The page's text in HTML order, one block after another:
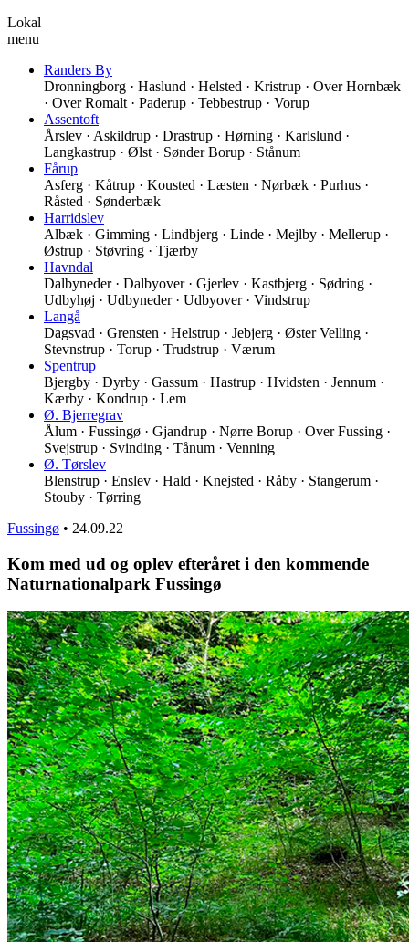
Lokal
menu
Randers By
Dronningborg · Haslund · Helsted · Kristrup · Over Hornbæk
· Over Romalt · Paderup · Tebbestrup · Vorup
Assentoft
Årslev · Askildrup · Drastrup · Hørning · Karlslund ·
Langkastrup · Ølst · Sønder Borup · Stånum
Fårup
Asferg · Kåtrup · Kousted · Læsten · Nørbæk · Purhus ·
Råsted · Sønderbæk
Harridslev
Albæk · Gimming · Lindbjerg · Linde · Mejlby · Mellerup ·
Østrup · Støvring · Tjærby
Havndal
Dalbyneder · Dalbyover · Gjerlev · Kastbjerg · Sødring ·
Udbyhøj · Udbyneder · Udbyover · Vindstrup
Langå
Dagsvad · Grensten · Helstrup · Jebjerg · Øster Velling ·
Stevnstrup · Torup · Trudstrup · Værum
Spentrup
Bjergby · Dyrby · Gassum · Hastrup · Hvidsten · Jennum ·
Kærby · Kondrup · Lem
Ø. Bjerregrav
Ålum · Fussingø · Gjandrup · Nørre Borup · Over Fussing ·
Svejstrup · Svinding · Tånum · Venning
Ø. Tørslev
Blenstrup · Enslev · Hald · Knejsted · Råby · Stangerum ·
Stouby · Tørring
Fussingø • 24.09.22
Kom med ud og oplev efteråret i den kommende
Naturnationalpark Fussingø